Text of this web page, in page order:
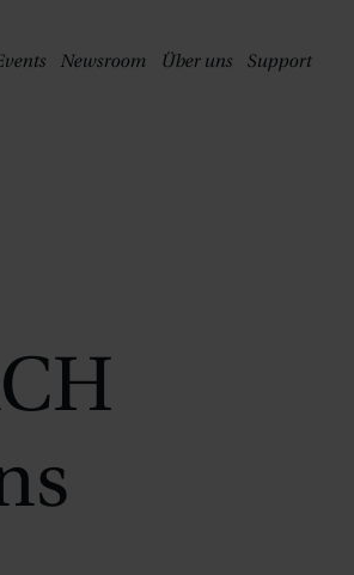
Newsroom Über uns Support